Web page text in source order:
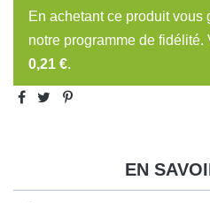
En achetant ce produit vous
notre programme de fidélité.
0,21 €.
EN